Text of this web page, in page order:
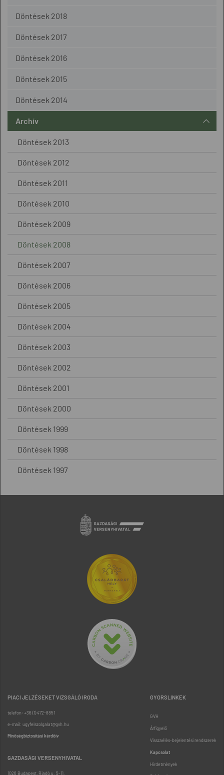
Döntések 2018
Döntések 2017
Döntések 2016
Döntések 2015
Döntések 2014
Archív
Döntések 2013
Döntések 2012
Döntések 2011
Döntések 2010
Döntések 2009
Döntések 2008
Döntések 2007
Döntések 2006
Döntések 2005
Döntések 2004
Döntések 2003
Döntések 2002
Döntések 2001
Döntések 2000
Döntések 1999
Döntések 1998
Döntések 1997
PIACI JELZÉSEKET VIZSGÁLÓ IRODA
telefon: +36 (1) 472-8851
e-mail: ugyfelszolgalat@gvh.hu
Minőségbiztosítási kérdőív
GAZDASÁGI VERSENYHIVATAL
1026 Budapest, Riadó u. 5-11.
GYORSLINKEK
GVH
Árfigyelő
Visszaélés-bejelentési rendszerek
Kapcsolat
Hirdetmények